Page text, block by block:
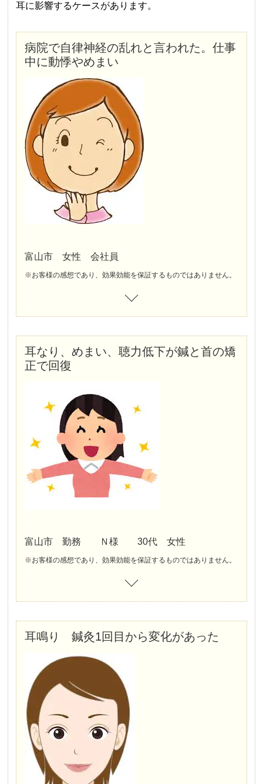
耳に影響するケースがあります。
病院で自律神経の乱れと言われた。仕事
中に動悸やめまい
富山市 女性 会社員
※お客様の感想であり、効果効能を保証するものではありません。
耳なり、めまい、聴力低下が鍼と首の矯
正で回復
富山市 勤務 Ｎ様 30代 女性
※お客様の感想であり、効果効能を保証するものではありません。
耳鳴り 鍼灸1回目から変化があった